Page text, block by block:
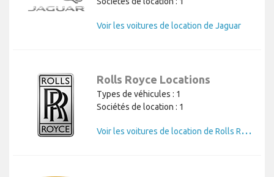
Voir les voitures de location de Jaguar
Rolls Royce Locations
Types de véhicules : 1
Sociétés de location : 1
V
oir les voitures de location de Rolls Royce